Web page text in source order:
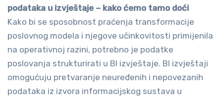
podataka u izvještaje – kako ćemo tamo doći
Kako bi se sposobnost praćenja transformacije
poslovnog modela i njegove učinkovitosti primijenila
na operativnoj razini, potrebno je podatke
poslovanja strukturirati u BI izvještaje. BI izvještaji
omogućuju pretvaranje neuređenih i nepovezanih
podataka iz izvora informacijskog sustava u